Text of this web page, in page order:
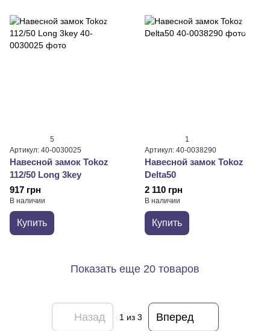
5
Артикул: 40-0030025
Навесной замок Tokoz
112/50 Long 3key
917 грн
В наличии
Купить
1
Артикул: 40-0038290
Навесной замок Tokoz
Delta50
2 110 грн
В наличии
Купить
Показать еще 20 товаров
Назад 1 из 3 Вперед